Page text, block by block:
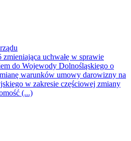
uchwałę w sprawie
do Wojewody Dolnośląskiego o
warunków umowy darowizny na
w zakresie częściowej zmiany
(...)